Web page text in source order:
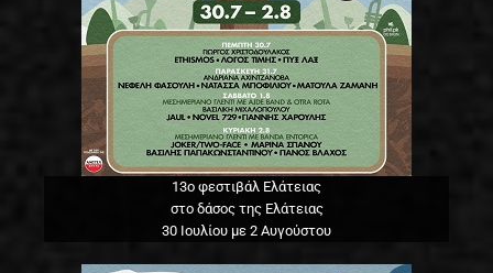
13o φεστιβάλ Ελάτειας
στο δάσος της Ελάτειας
30 Ιουλίου με 2 Αυγούστου